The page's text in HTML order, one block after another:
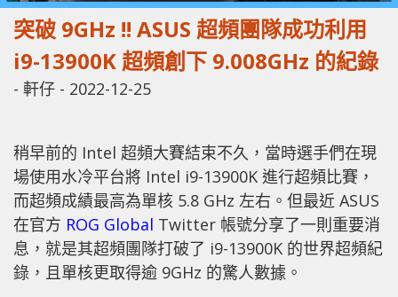
突破 9GHz !! ASUS 超頻團隊成功利用
i9-13900K 超頻創下 9.008GHz 的紀錄
- 軒仔 - 2022-12-25
稍早前的 Intel 超頻大賽結束不久，當時選手們在現
場使用水冷平台將 Intel i9-13900K 進行超頻比賽，
而超頻成績最高為單核 5.8 GHz 左右。但最近 ASUS
在官方 ROG Global Twitter 帳號分享了一則重要消
息，就是其超頻團隊打破了 i9-13900K 的世界超頻紀
錄，且單核更取得逾 9GHz 的驚人數據。